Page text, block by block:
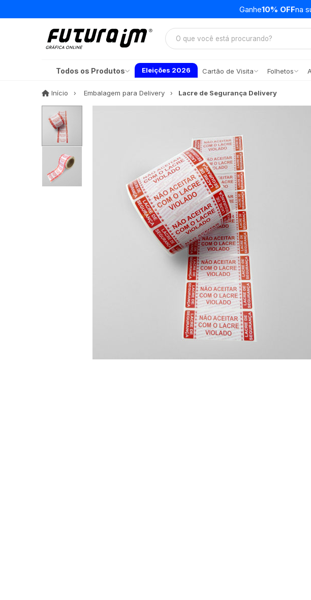
Ganhe10% OFFna
Todos os Produtos Eleições 2026 Cartão de Visita Folhetos
Início InícioEmbalagem para Delivery Lacre de Segurança Delivery